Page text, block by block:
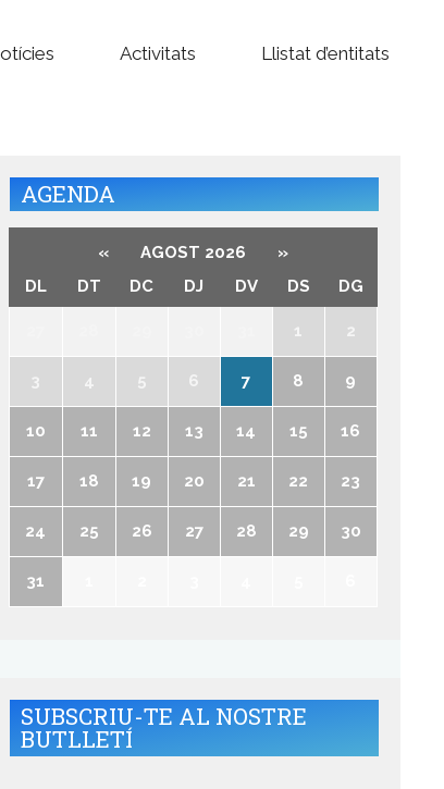
Activitats Llistat d’entitats
AGENDA
« AGOST 2026
»
DL
DT DC DJ DV DS DG
1 2
3 4 5 6 7 8 9
10 11 12 13 14 15 16
17 18 19 20 21 22 23
24 25 26 27 28 29 30
31
SUBSCRIU-TE AL NOSTRE
BUTLLETÍ